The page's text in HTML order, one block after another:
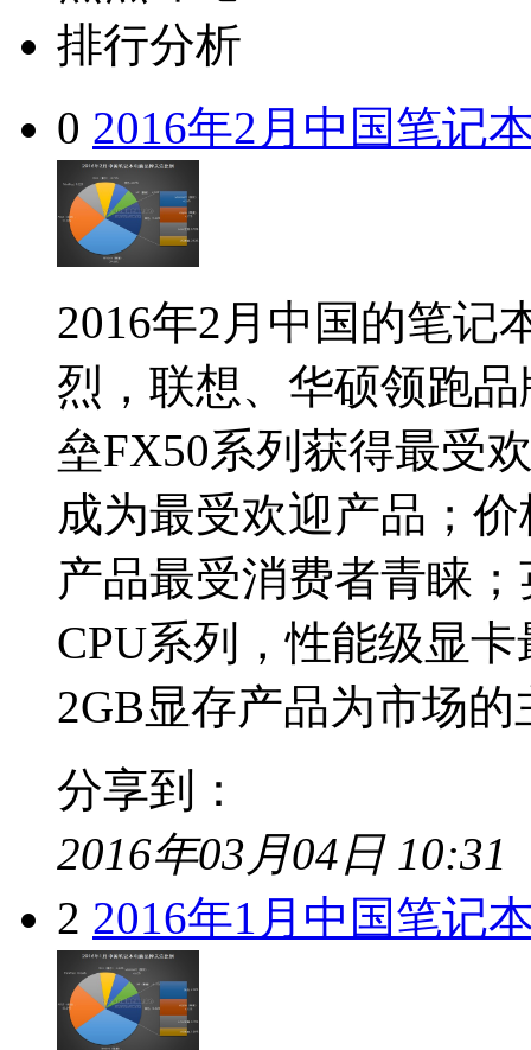
排行分析
0 2016年2月中国笔记
2016年2月中国的笔记
烈，联想、华硕领跑
垒FX50系列获得最受
成为最受欢迎产品；
产品最受消费者青睐
CPU系列，性能级显
2GB显存产品为市场的
分享到：
2016年03月04日 10:31
2 2016年1月中国笔记